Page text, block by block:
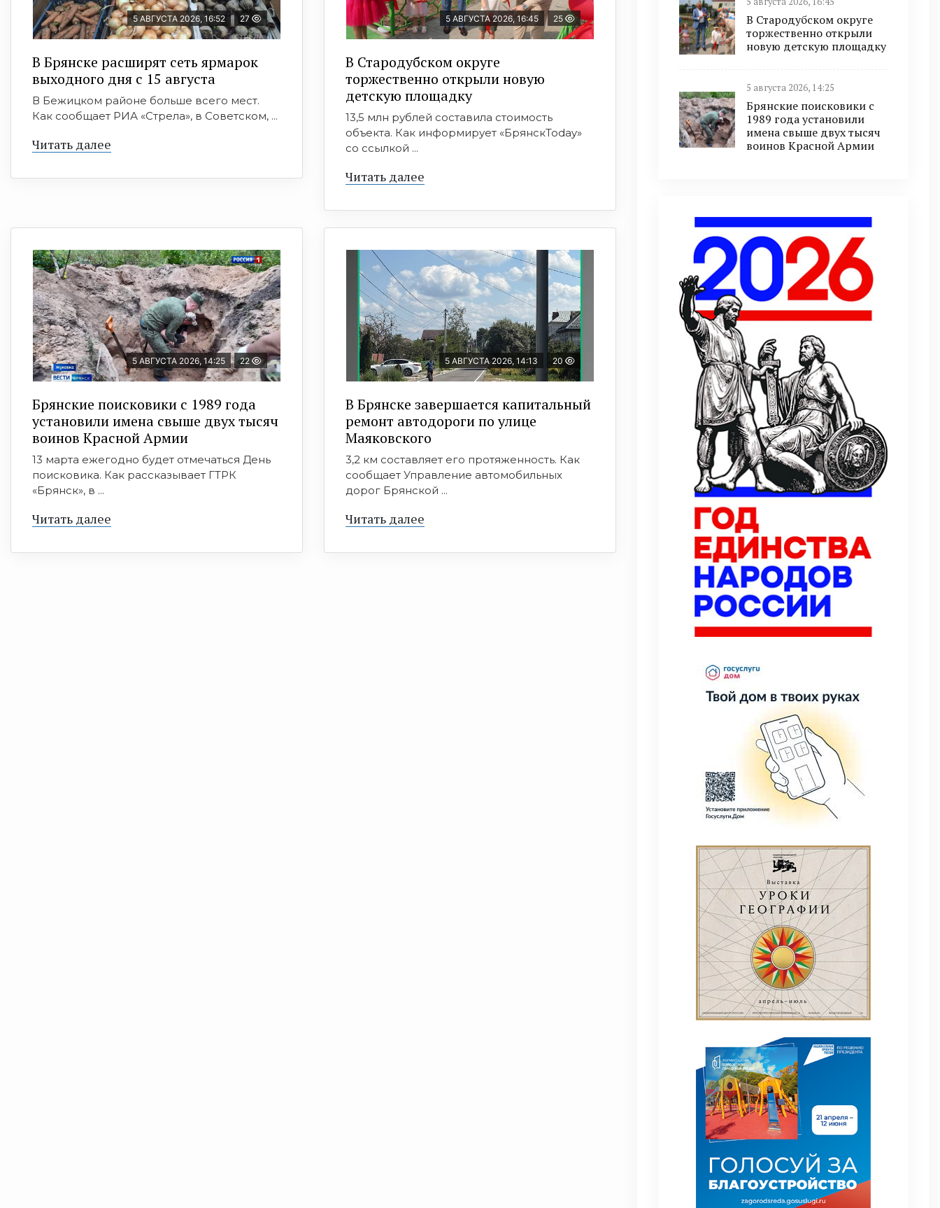
5 АВГУСТА 2026, 16:52 27
В Брянске расширят сеть ярмарок
выходного дня с 15 августа
В Бежицком районе больше всего мест.
Как сообщает РИА «Стрела», в Советском, ...
Читать далее
5 АВГУСТА 2026, 16:45 25
В Стародубском округе
торжественно открыли новую
детскую площадку
13,5 млн рублей составила стоимость
объекта. Как информирует «БрянскToday»
со ссылкой ...
Читать далее
5 АВГУСТА 2026, 14:25 22
Брянские поисковики с 1989 года
установили имена свыше двух тысяч
воинов Красной Армии
13 марта ежегодно будет отмечаться День
поисковика. Как рассказывает ГТРК
«Брянск», в ...
Читать далее
5 АВГУСТА 2026, 14:13 20
В Брянске завершается капитальный
ремонт автодороги по улице
Маяковского
3,2 км составляет его протяженность. Как
сообщает Управление автомобильных
дорог Брянской ...
Читать далее
В Стародубском округе
торжественно открыли
новую детскую площадку
5 августа 2026, 14:25
Брянские поисковики с
1989 года установили
имена свыше двух тысяч
воинов Красной Армии